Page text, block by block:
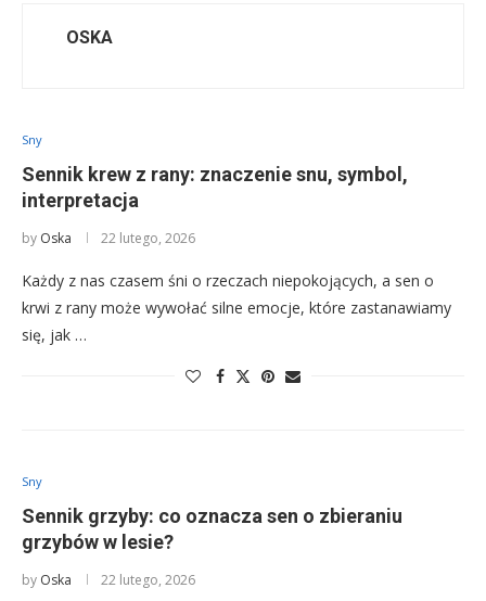
OSKA
Sny
Sennik krew z rany: znaczenie snu, symbol,
interpretacja
by Oska 22 lutego, 2026
Każdy z nas czasem śni o rzeczach niepokojących, a sen o
krwi z rany może wywołać silne emocje, które zastanawiamy
się, jak …
Sny
Sennik grzyby: co oznacza sen o zbieraniu
grzybów w lesie?
by Oska 22 lutego, 2026